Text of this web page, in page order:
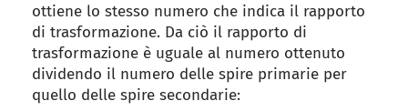
ottiene lo stesso numero che indica il rapporto
di trasformazione. Da ciò il rapporto di
trasformazione è uguale al numero ottenuto
dividendo il numero delle spire primarie per
quello delle spire secondarie: